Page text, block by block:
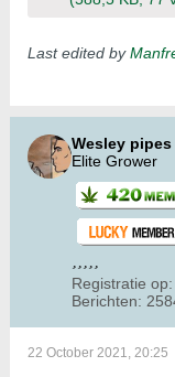
Last edited by
Wesley pipes
Elite Grower
Registratie op:
Berichten:
22 October 2021, 20:25